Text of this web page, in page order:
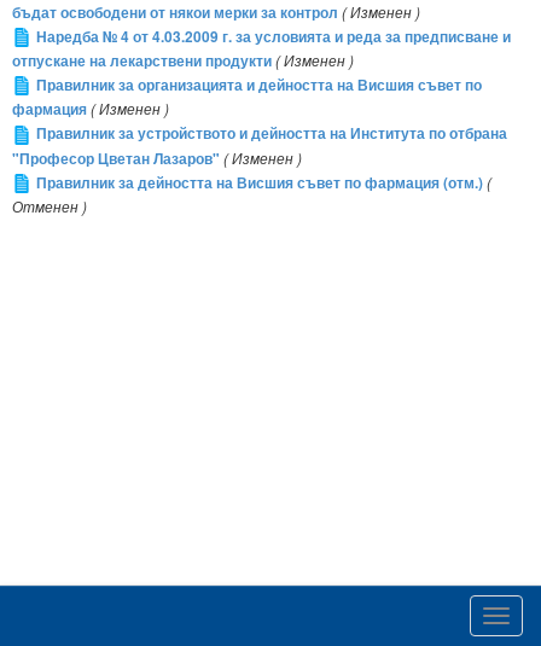
бъдат освободени от някои мерки за контрол ( Изменен )
Наредба № 4 от 4.03.2009 г. за условията и реда за предписване и
отпускане на лекарствени продукти( Изменен )
Правилник за организацията и дейността на Висшия съвет по
фармация( Изменен )
Правилник за устройството и дейността на Института по отбрана
"Професор Цветан Лазаров" ( Изменен )
Правилник за дейността на Висшия съвет по фармация (отм.)(
Отменен )